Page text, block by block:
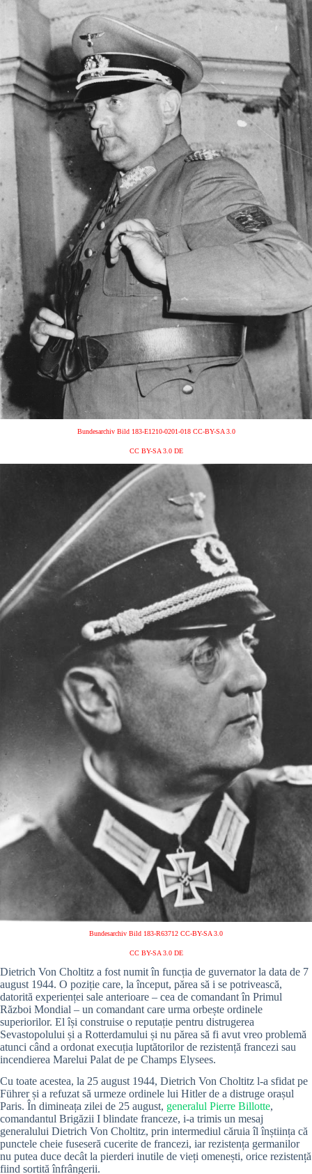
Bundesarchiv Bild 183-E1210-0201-018 CC-BY-SA 3.0
CC BY-SA 3.0 DE
Bundesarchiv Bild 183-R63712 CC-BY-SA 3.0
CC BY-SA 3.0 DE
Dietrich Von Choltitz a fost numit în funcția de guvernator la data de 7
august 1944. O poziție care, la început, părea să i se potrivească,
datorită experienței sale anterioare – cea de comandant în Primul
Război Mondial – un comandant care urma orbește ordinele
superiorilor. El își construise o reputație pentru distrugerea
Sevastopolului și a Rotterdamului și nu părea să fi avut vreo problemă
atunci când a ordonat execuția luptătorilor de rezistență francezi sau
incendierea Marelui Palat de pe Champs Elysees.
Cu toate acestea, la 25 august 1944, Dietrich Von Choltitz l-a sfidat pe
Führer și a refuzat să urmeze ordinele lui Hitler de a distruge orașul
Paris. În dimineața zilei de 25 august, generalul Pierre Billotte,
comandantul Brigăzii I blindate franceze, i-a trimis un mesaj
generalului Dietrich Von Choltitz, prin intermediul căruia îl înștiința că
punctele cheie fuseseră cucerite de francezi, iar rezistența germanilor
nu putea duce decât la pierderi inutile de vieți omenești, orice rezistență
fiind sortită înfrângerii.